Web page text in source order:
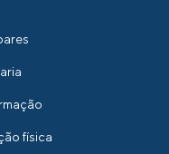
física